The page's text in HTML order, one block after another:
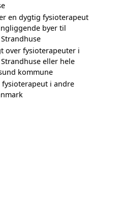
en dygtig fysioterapeut
byer til
over fysioterapeuter i
eller hele
kommune
fysioterapeut i andre